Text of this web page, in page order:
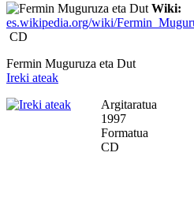
Wiki:
es.wikipedia.org/wiki/
CD
Fermin Muguruza eta Dut
Ireki ateak
Argitaratua
1997
Formatua
CD